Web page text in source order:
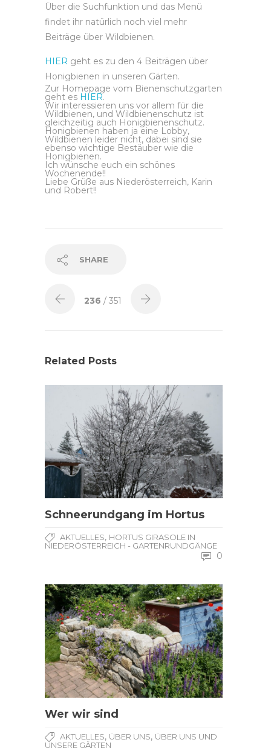
Über die Suchfunktion und das Menü
findet ihr natürlich noch viel mehr
Beiträge über Wildbienen.
HIER geht es zu den 4 Beiträgen über
Honigbienen in unseren Gärten.
Zur Homepage vom Bienenschutzgarten
geht es HIER.
Wir interessieren uns vor allem für die
Wildbienen, und Wildbienenschutz ist
gleichzeitig auch Honigbienenschutz.
Honigbienen haben ja eine Lobby,
Wildbienen leider nicht, dabei sind sie
ebenso wichtige Bestäuber wie die
Honigbienen.
Ich wünsche euch ein schönes
Wochenende!!
Liebe Grüße aus Niederösterreich, Karin
und Robert!!
SHARE
236 / 351
Related Posts
Schneerundgang im Hortus
AKTUELLES, HORTUS GIRASOLE IN
NIEDERÖSTERREICH - GARTENRUNDGÄNGE
0
Wer wir sind
AKTUELLES, ÜBER UNS, ÜBER UNS UND
UNSERE GÄRTEN